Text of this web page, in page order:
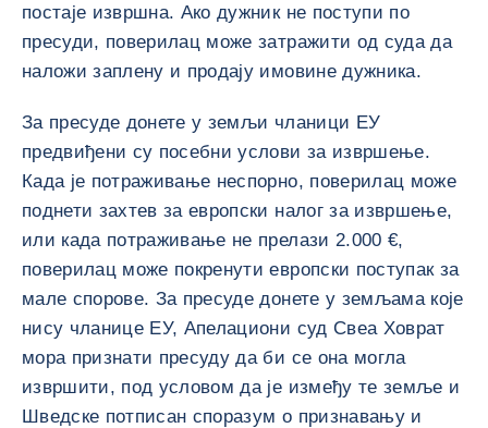
постаје извршна. Ако дужник не поступи по
пресуди, поверилац може затражити од суда да
наложи заплену и продају имовине дужника.
За пресуде донете у земљи чланици ЕУ
предвиђени су посебни услови за извршење.
Када је потраживање неспорно, поверилац може
поднети захтев за европски налог за извршење,
или када потраживање не прелази 2.000 €,
поверилац може покренути европски поступак за
мале спорове. За пресуде донете у земљама које
нису чланице ЕУ, Апелациони суд Свеа Ховрат
мора признати пресуду да би се она могла
извршити, под условом да је између те земље и
Шведске потписан споразум о признавању и